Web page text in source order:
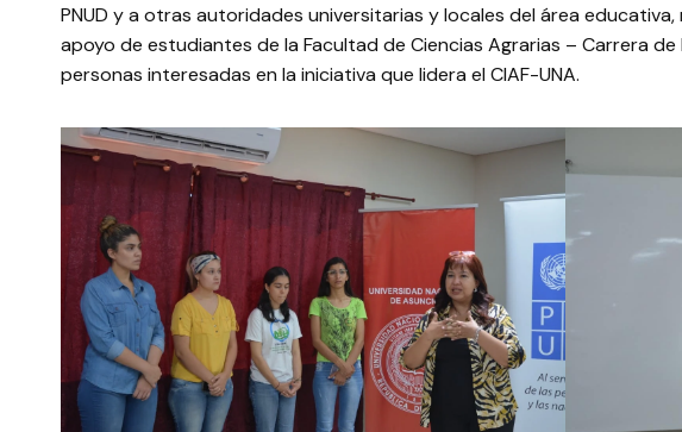
PNUD y a otras autoridades universitarias y locales del área
apoyo de estudiantes de la Facultad de Ciencias Agrarias – Carrera de
personas interesadas en la iniciativa que lidera el CIAF-UNA.